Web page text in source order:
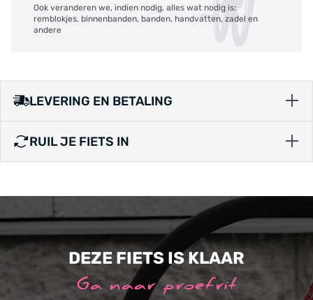
Ook veranderen we, indien nodig, alles wat nodig is:
remblokjes, binnenbanden, banden, handvatten, zadel en
andere
LEVERING EN BETALING
RUIL JE FIETS IN
DEZE FIETS IS KLAAR
Ga naar proefrit